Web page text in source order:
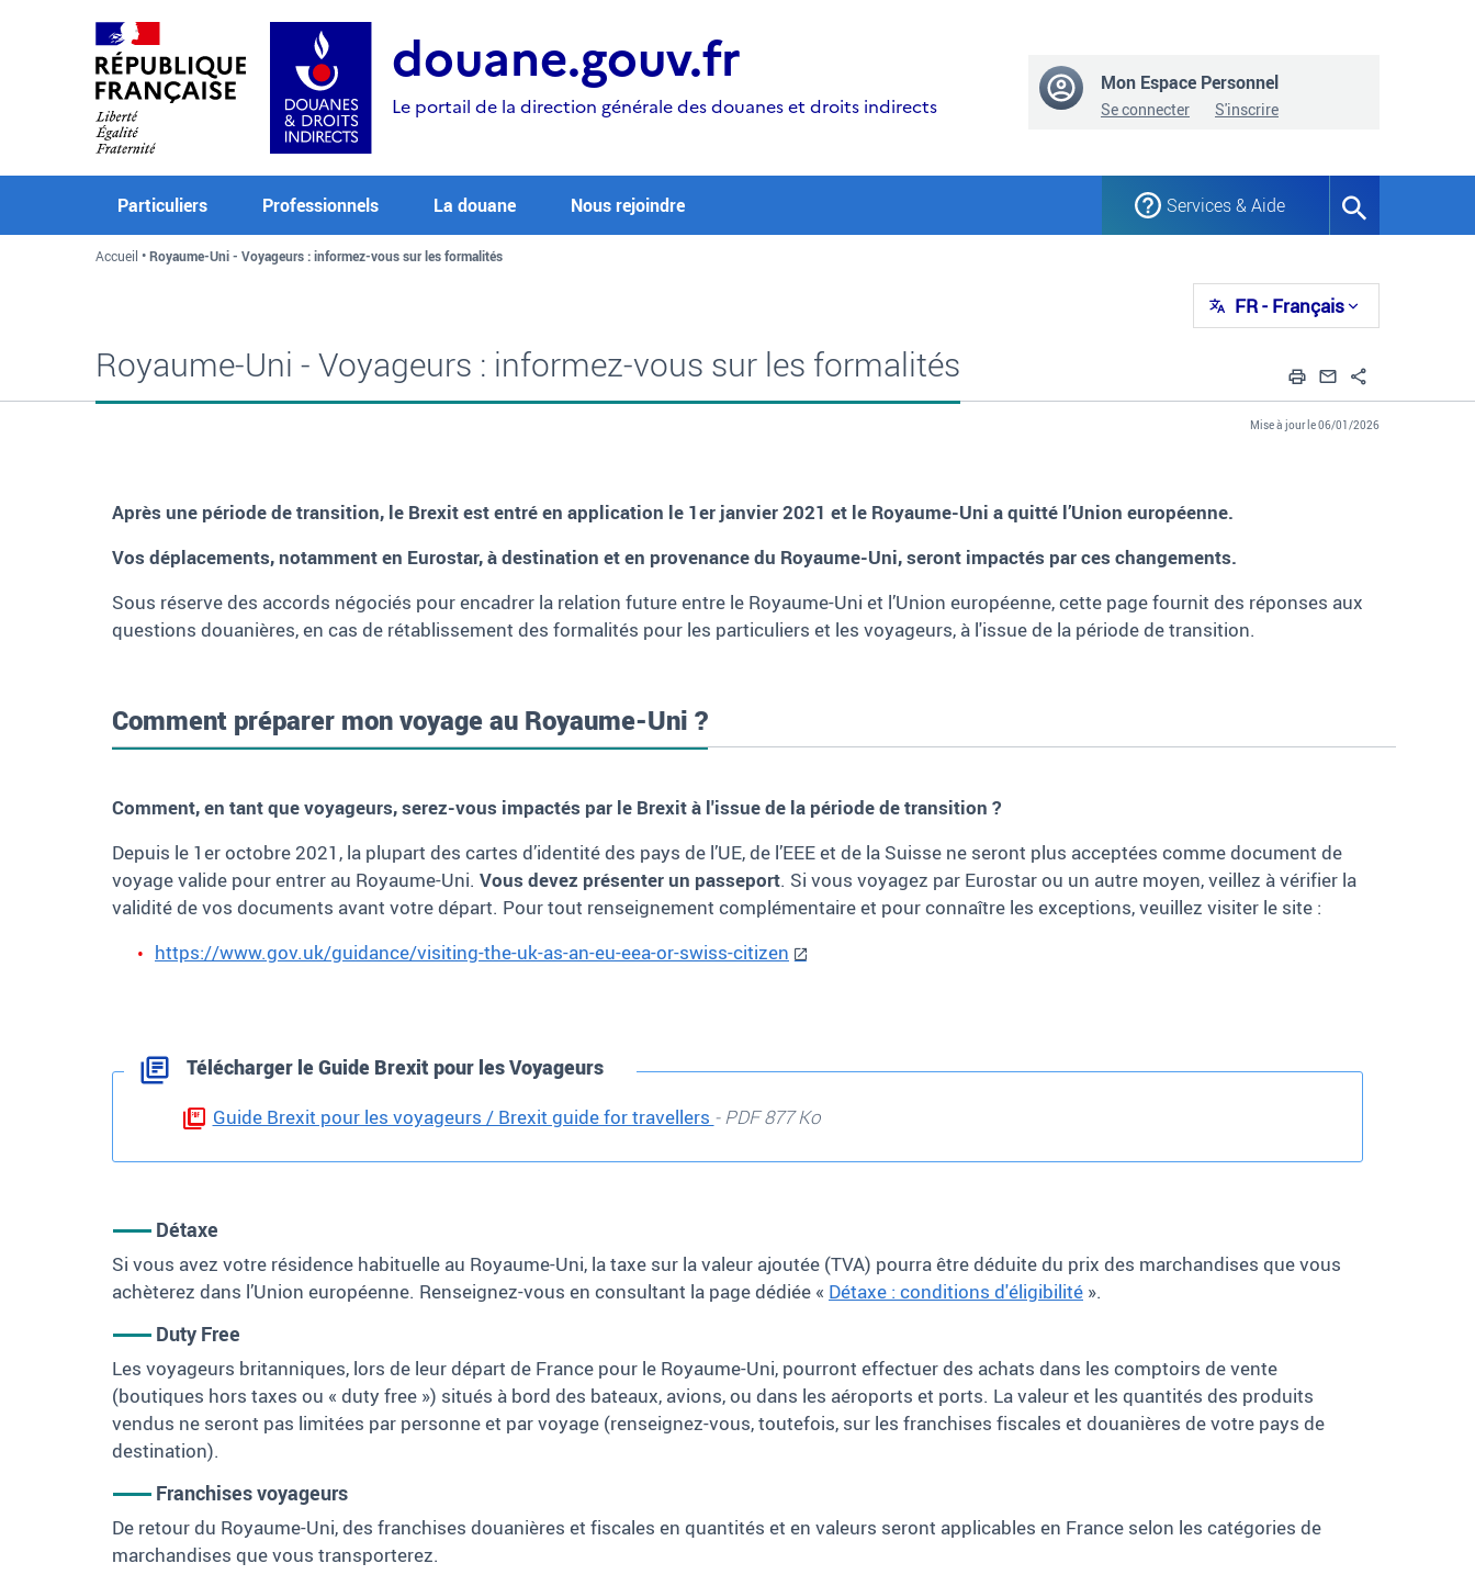
douane.gouv.fr
Le portail de la direction générale des douanes et droits indirects
Mon Espace Personnel
Se connecter S'inscrire
Particuliers Professionnels La douane Nous rejoindre Services & Aide
Formulaire
recherche
Accueil Royaume-Uni - Voyageurs : informez-vous sur les formalités
FR- Français
Royaume-Uni - Voyageurs : informez-vous sur les formalités ImprimerEnvoyer par
Mise à jour le 06/01/2026
Après une période de transition, le Brexitest entré en application le 1er janvier 2021 et le Royaume-Uni a quitté l’Union européenne.
Vos déplacements, notamment en Eurostar, à destination et en provenance du Royaume-Uni, seront impactés par ces changements.
Sous réserve des accords négociés pour encadrer la relation future entre le Royaume-Uni et l’Union européenne, cette page fournit des réponses aux
questions douanières, en cas de rétablissement des formalités pour les particuliers et les voyageurs, à l'issue de la période de transition.
Comment préparer mon voyage au Royaume-Uni ?
Comment, en tant que voyageurs, serez-vous impactés par le Brexità l'issue de la période de transition ?
Depuis le 1er octobre 2021, la plupart des cartes d’identité des pays de l’UE, de l’EEE et de la Suisse ne seront plus acceptées comme document de
voyage valide pour entrer au Royaume-Uni. Vous devez présenter un passeport. Si vous voyagez par Eurostar ou un autre moyen, veillez à vérifier la
validité de vos documents avant votre départ. Pour tout renseignement complémentaire et pour connaître les exceptions, veuillez visiter le site :
https://www.gov.uk/guidance/visiting-the-uk-as-an-eu-eea-or-swiss-citizen
Télécharger le Guide Brexit pour les Voyageurs
Guide Brexit pour les voyageurs / Brexit guide for travellers - PDF 877 Ko
Détaxe
Si vous avez votre résidence habituelle au Royaume-Uni, la taxe sur la valeur ajoutée (TVA) pourra être déduite du prix des marchandises que vous
achèterez dans l’Union européenne. Renseignez-vous en consultant la page dédiée « Détaxe : conditions d'éligibilité ».
Duty Free
Les voyageurs britanniques, lors de leur départ de France pour le Royaume-Uni, pourront effectuer des achats dans les comptoirs de vente
(boutiques hors taxes ou « duty free ») situés à bord des bateaux, avions, ou dans les aéroports et ports. La valeur et les quantités des produits
vendus ne seront pas limitées par personne et par voyage (renseignez-vous, toutefois, sur les franchises fiscales et douanières de votre pays de
destination).
Franchises voyageurs
De retour du Royaume-Uni, des franchises douanières et fiscales en quantités et en valeurs seront applicables en France selon les catégories de
marchandises que vous transporterez.